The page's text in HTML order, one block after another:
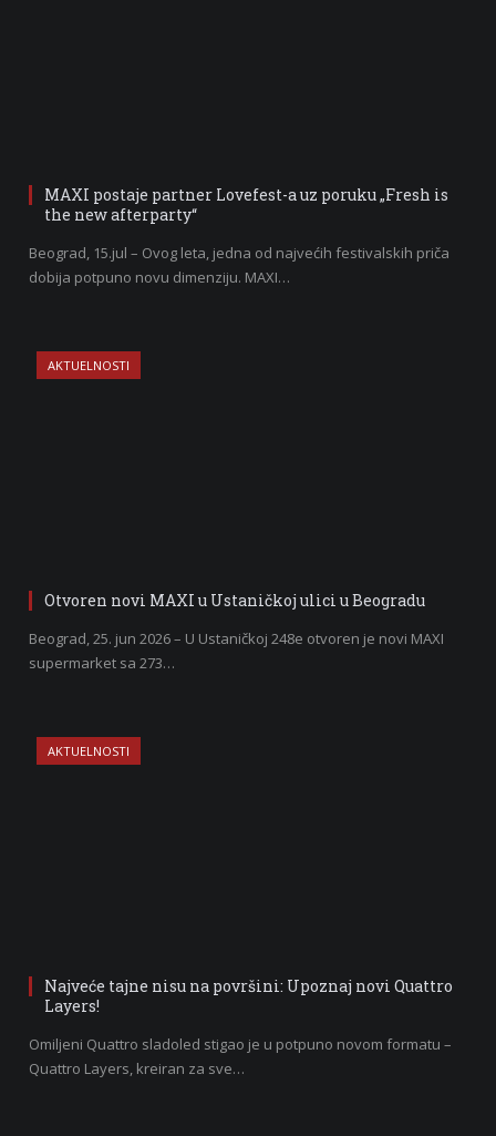
MAXI postaje partner Lovefest-a uz poruku „Fresh is
the new afterparty“
Beograd, 15.jul – Ovog leta, jedna od najvećih festivalskih priča
dobija potpuno novu dimenziju. MAXI…
AKTUELNOSTI
Otvoren novi MAXI u Ustaničkoj ulici u Beogradu
Beograd, 25. jun 2026 – U Ustaničkoj 248e otvoren je novi MAXI
supermarket sa 273…
AKTUELNOSTI
Najveće tajne nisu na površini: Upoznaj novi Quattro
Layers!
Omiljeni Quattro sladoled stigao je u potpuno novom formatu –
Quattro Layers, kreiran za sve…